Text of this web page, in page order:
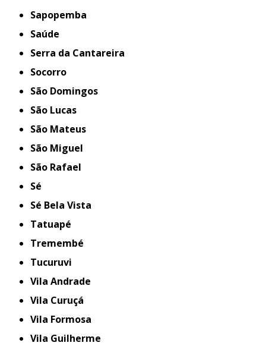
Sapopemba
Saúde
Serra da Cantareira
Socorro
São Domingos
São Lucas
São Mateus
São Miguel
São Rafael
Sé
Sé Bela Vista
Tatuapé
Tremembé
Tucuruvi
Vila Andrade
Vila Curuçá
Vila Formosa
Vila Guilherme